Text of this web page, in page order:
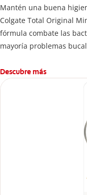
Mantén una buena
Colgate Total Original
fórmula combate las
mayoría problemas
caries.
Descubre más